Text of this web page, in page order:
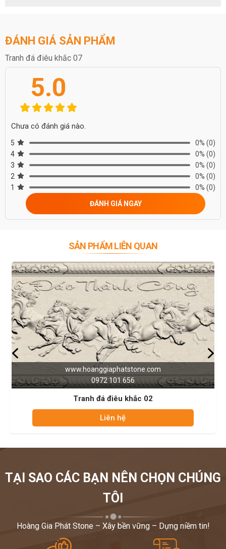
ĐÁNH GIÁ SẢN PHẨM
Tranh đá điêu khắc 07
5.0
Chưa có đánh giá nào.
5 0% (0)
4
0% (0)
3
0% (0)
2
0% (0)
1
0% (0)
ĐÁNH GIÁ NGAY
SẢN PHẨM LIÊN QUAN
0972 101 656
TẠI SAO CÁC BẠN NÊN CHỌN CHÚNG
TÔI
Hoàng Gia Phát Stone – Xây bền vững – Dựng niềm tin!